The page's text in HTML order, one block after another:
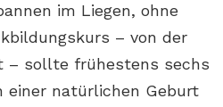
im Liegen, ohne
– von der
– sollte frühestens sechs
einer natürlichen Geburt